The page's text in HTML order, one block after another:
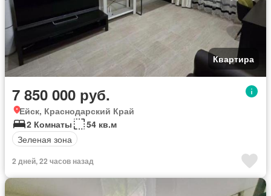
Квартира
7 850 000 руб.
Ейск, Краснодарский Край
2 Комнаты
54 кв.м
Зеленая зона
2 дней, 22 часов назад